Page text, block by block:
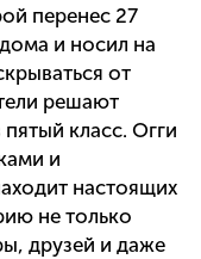
перенес 27
и носил на
от
решают
класс. Огги
и
настоящих
не только
друзей и даже